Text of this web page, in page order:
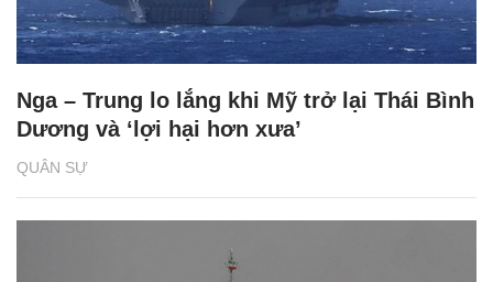
QUÂN SỰ
Nga – Trung lo lắng khi Mỹ trở lại Thái Bình
Dương và ‘lợi hại hơn xưa’